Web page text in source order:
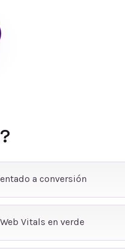
a conversión
Vitals en verde